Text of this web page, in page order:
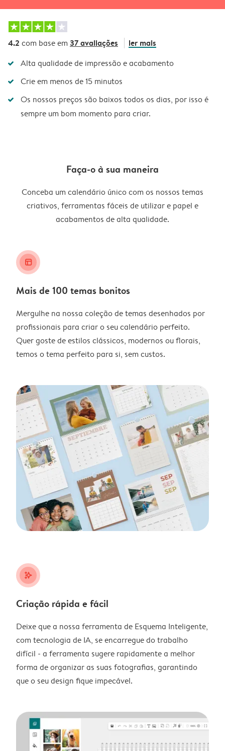
4.2 com base em 37 avaliações ler mais
Alta qualidade de impressão e acabamento
Crie em menos de 15 minutos
Os nossos preços são baixos todos os dias, por isso é
sempre um bom momento para criar.
Faça-o à sua maneira
Conceba um calendário único com os nossos temas
criativos, ferramentas fáceis de utilizar e papel e
acabamentos de alta qualidade.
layout_alt
Mais de 100 temas bonitos
Mergulhe na nossa coleção de temas desenhados por
profissionais para criar o seu calendário perfeito.
Quer goste de estilos clássicos, modernos ou florais,
temos o tema perfeito para si, sem custos.
stars_plus
Criação rápida e fácil
Deixe que a nossa ferramenta de Esquema Inteligente,
com tecnologia de IA, se encarregue do trabalho
difícil - a ferramenta sugere rapidamente a melhor
forma de organizar as suas fotografias, garantindo
que o seu design fique impecável.